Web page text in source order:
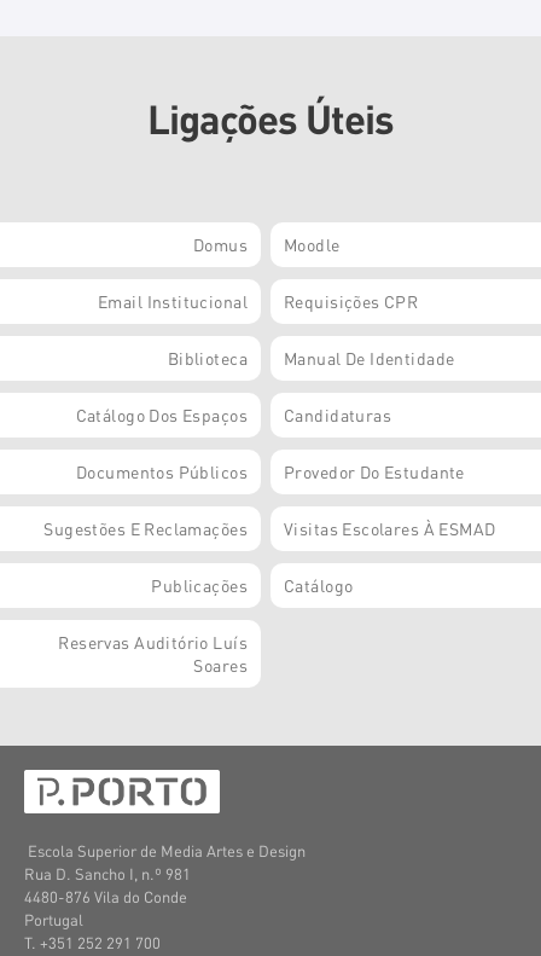
Ligações Úteis
Domus Moodle
Email Institucional Requisições CPR
Biblioteca Manual De Identidade
Catálogo Dos Espaços Candidaturas
Documentos Públicos Provedor Do Estudante
Sugestões E Reclamações Visitas Escolares À ESMAD
Publicações Catálogo
Reservas Auditório Luís
Soares
Escola Superior de Media Artes e Design
Rua D. Sancho I, n.º 981
4480-876 Vila do Conde
Portugal
T. +351 252 291 700